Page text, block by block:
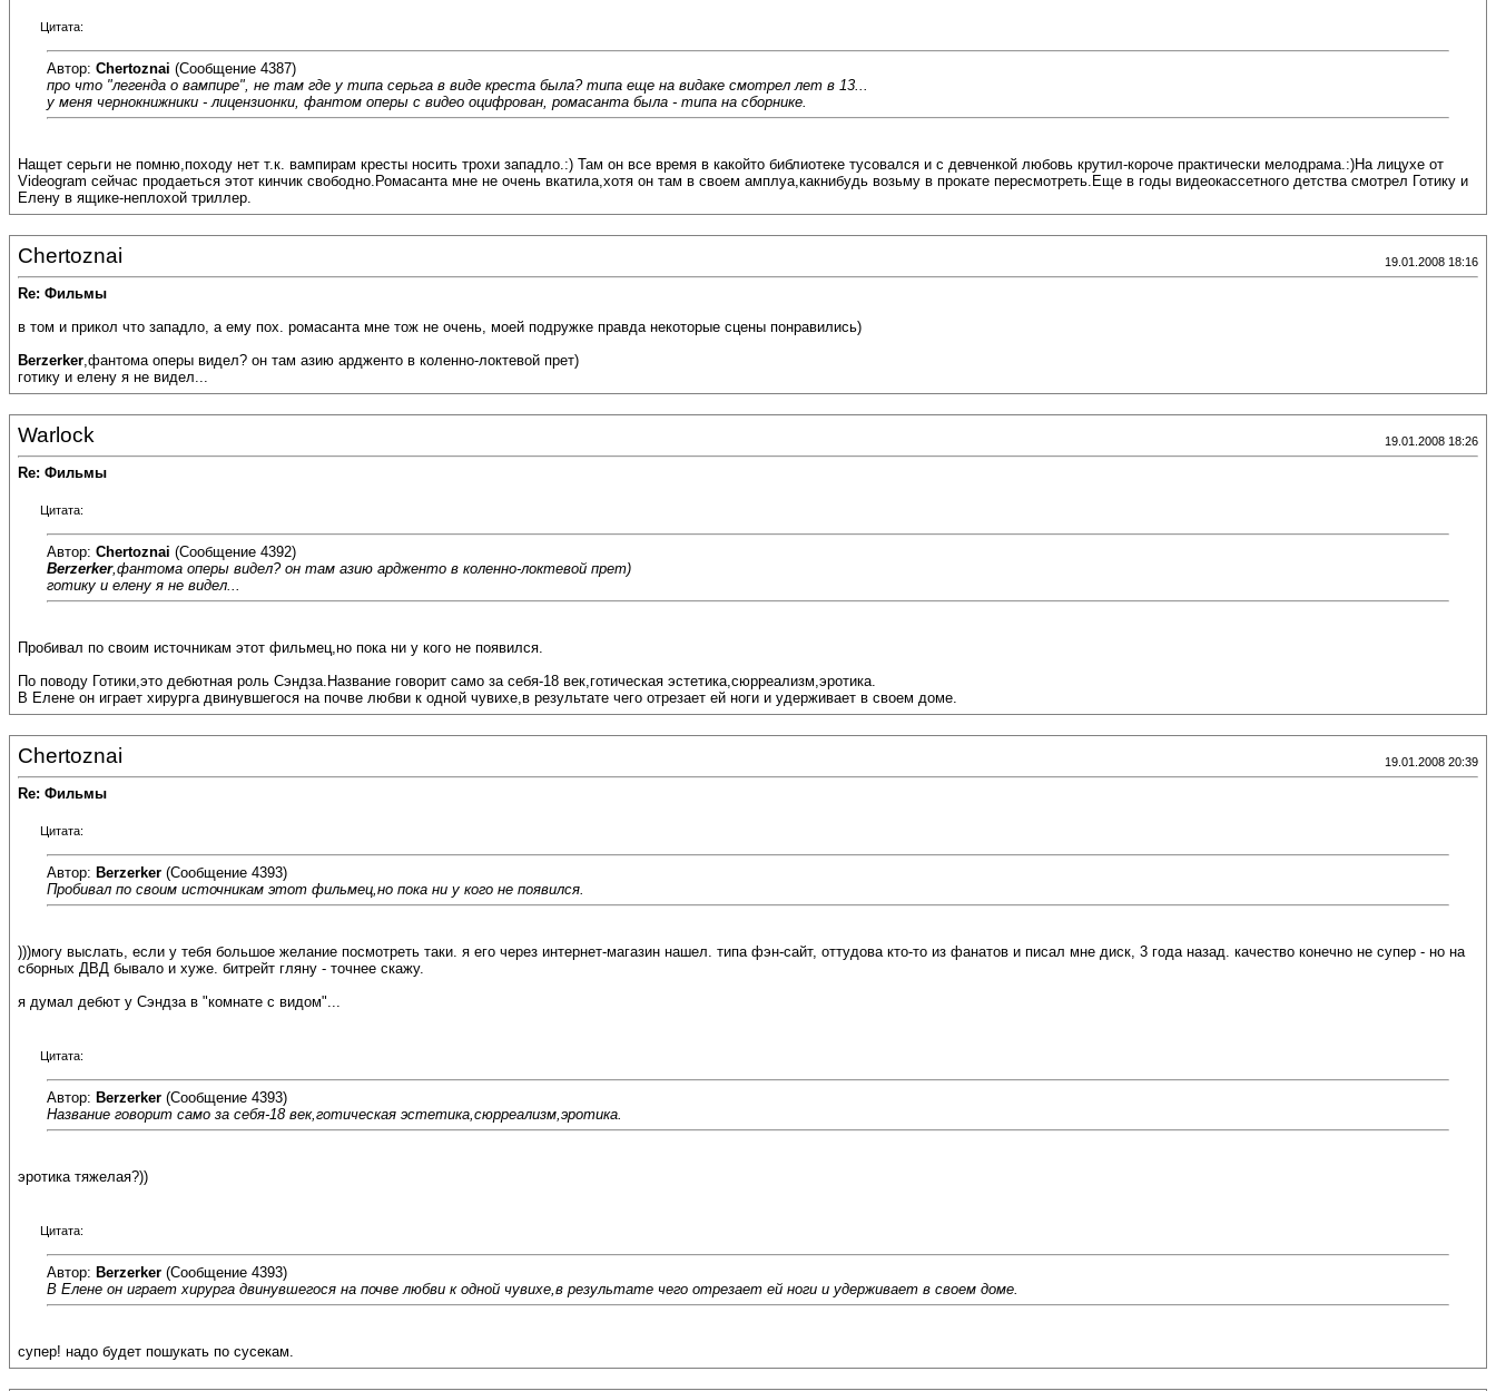
Цитата:
Автор: Chertoznai (Сообщение 4387)
про что "легенда о вампире", не там где у типа серьга в виде креста была? типа еще на видаке смотрел лет в 13...
у меня чернокнижники - лицензионки, фантом оперы с видео оцифрован, ромасанта была - типа на сборнике.
Нащет серьги не помню,походу нет т.к. вампирам кресты носить трохи западло.:) Там он все время в какойто библиотеке тусовался и с девченкой любовь крутил-короче практически мелодрама.:)На лицухе от
Videogram сейчас продаеться этот кинчик свободно.Ромасанта мне не очень вкатила,хотя он там в своем амплуа,какнибудь возьму в прокате пересмотреть.Еще в годы видеокассетного детства смотрел Готику и
Елену в ящике-неплохой триллер.
Chertoznai 19.01.2008 18:16
Re: Фильмы
в том и прикол что западло, а ему пох. ромасанта мне тож не очень, моей подружке правда некоторые сцены понравились)
Berzerker,фантома оперы видел? он там азию ардженто в коленно-локтевой прет)
готику и елену я не видел...
Warlock 19.01.2008 18:26
Re: Фильмы
Цитата:
Автор: Chertoznai (Сообщение 4392)
Berzerker,фантома оперы видел? он там азию ардженто в коленно-локтевой прет)
готику и елену я не видел...
Пробивал по своим источникам этот фильмец,но пока ни у кого не появился.
По поводу Готики,это дебютная роль Сэндза.Название говорит само за себя-18 век,готическая эстетика,сюрреализм,эротика.
В Елене он играет хирурга двинувшегося на почве любви к одной чувихе,в результате чего отрезает ей ноги и удерживает в своем доме.
Chertoznai 19.01.2008 20:39
Re: Фильмы
Цитата:
Автор: Berzerker (Сообщение 4393)
Пробивал по своим источникам этот фильмец,но пока ни у кого не появился.
)))могу выслать, если у тебя большое желание посмотреть таки. я его через интернет-магазин нашел. типа фэн-сайт, оттудова кто-то из фанатов и писал мне диск, 3 года назад. качество конечно не супер - но на
сборных ДВД бывало и хуже. битрейт гляну - точнее скажу.
я думал дебют у Сэндза в "комнате с видом"...
Цитата:
Автор: Berzerker (Сообщение 4393)
Название говорит само за себя-18 век,готическая эстетика,сюрреализм,эротика.
эротика тяжелая?))
Цитата:
Автор: Berzerker (Сообщение 4393)
В Елене он играет хирурга двинувшегося на почве любви к одной чувихе,в результате чего отрезает ей ноги и удерживает в своем доме.
супер! надо будет пошукать по сусекам.